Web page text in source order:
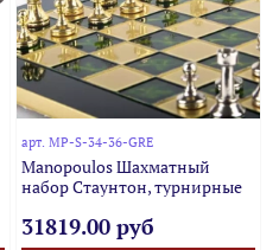
арт. MP-S-34-36-GRE
Manopoulos Шахматный
набор Стаунтон, турнирные
31819.00 руб